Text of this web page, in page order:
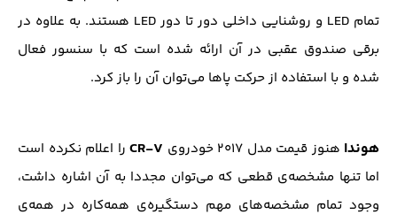
تمام LED و روشنایی داخلی دور تا دور LED هستند. به علاوه‌ در
برقی صندوق عقبی در آن ارائه شده است که با سنسور فعال
شده و با استفاده از حرکت پاها می‌توان آن را باز کرد.
هوندا هنوز قیمت مدل ۲۰۱۷ خودروی CR-V را اعلام نکرده است
اما تنها مشخصه‌ی قطعی که می‌توان مجددا به آن اشاره داشت،
وجود تمام مشخصه‌های مهم دستگیره‌ی همه‌کاره در همه‌ی